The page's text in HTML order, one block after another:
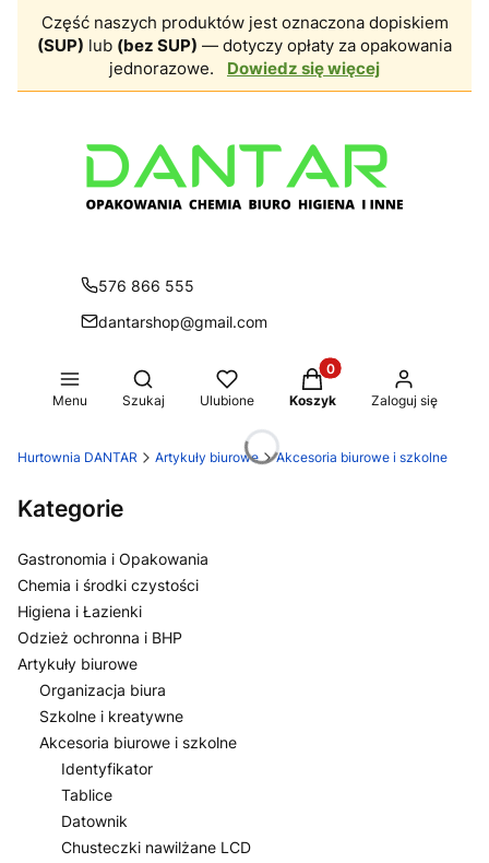
Część naszych produktów jest oznaczona dopiskiem
(SUP) lub (bez SUP) — dotyczy opłaty za opakowania
jednorazowe.
Dowiedz się więcej
576 866 555
dantarshop@gmail.com
Menu
Otwórz wyszukiwarkę
Szukaj Ulubione
Produkty w koszyku:
Koszyk Zaloguj się
Hurtownia DANTAR Artykuły biurowe Akcesoria biurowe i szkolne
Kategorie
Gastronomia i Opakowania
Chemia i środki czystości
Higiena i Łazienki
Odzież ochronna i BHP
Artykuły biurowe
Organizacja biura
Szkolne i kreatywne
Akcesoria biurowe i szkolne
Identyfikator
Tablice
Datownik
Chusteczki nawilżane LCD